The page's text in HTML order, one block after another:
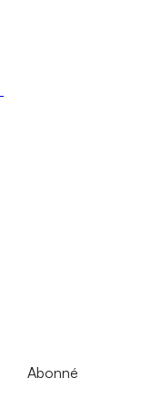
Abonné